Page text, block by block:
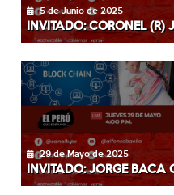
5 de Junio de 2025
INVITADO: CORONEL (R)
29 de Mayo de 2025
INVITADO: JORGE BACA